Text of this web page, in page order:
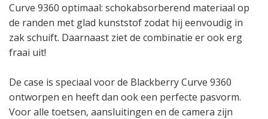
Curve 9360 optimaal: schokabsorberend materiaal op
de randen met glad kunststof zodat hij eenvoudig in
zak schuift. Daarnaast ziet de combinatie er ook erg
fraai uit!
De case is speciaal voor de Blackberry Curve 9360
ontworpen en heeft dan ook een perfecte pasvorm.
Voor alle toetsen, aansluitingen en de camera zijn